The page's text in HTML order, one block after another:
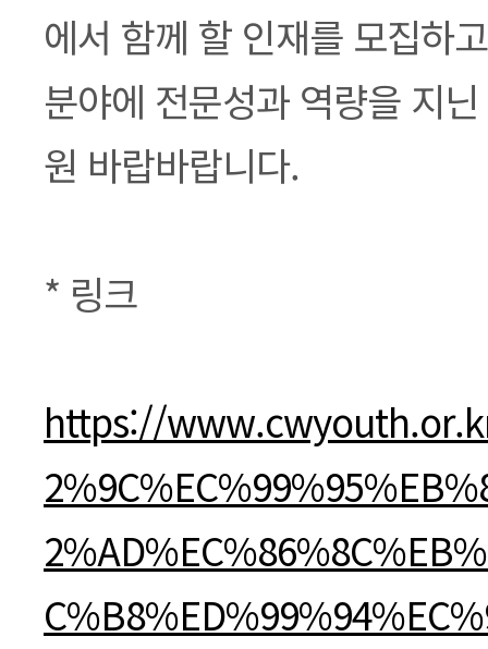
에서 함께 할 인재를 모집하
분야에 전문성과 역량을 지
원 바랍바랍니다.
* 링크
https://